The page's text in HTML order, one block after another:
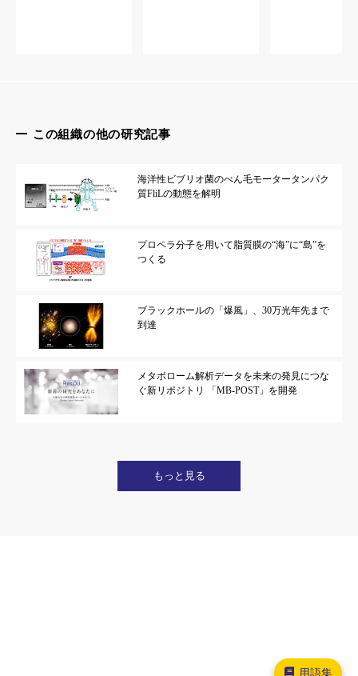
用語集
この組織の他の研究記事
海洋性ビブリオ菌のべん毛モータータンパク
質FliLの動態を解明
プロペラ分子を用いて脂質膜の“海”に“島”を
つくる
ブラックホールの「爆風」、30万光年先まで
到達
メタボローム解析データを未来の発見につな
ぐ新リポジトリ 「MB-POST」を開発
もっと見る